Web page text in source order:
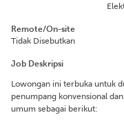
Remote/On-site
Tidak Disebutkan
Job Deskripsi
Lowongan ini terbuka untuk
penumpang konvensional
umum sebagai berikut: